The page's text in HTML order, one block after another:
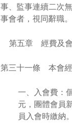
事、監事連續二次
事會者，視同辭職。
第五章 經費及
第三十一條 本會經
一、入會費：
元，團體會員
員入會時繳納。